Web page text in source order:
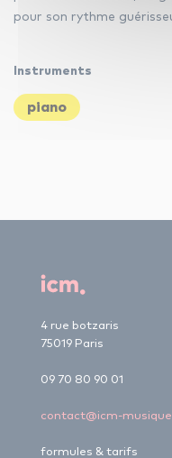
pour son rythme
Instruments
piano
4 rue botzaris
75019 Paris
09 70 80 90 01
contact@icm-
formules & tarifs